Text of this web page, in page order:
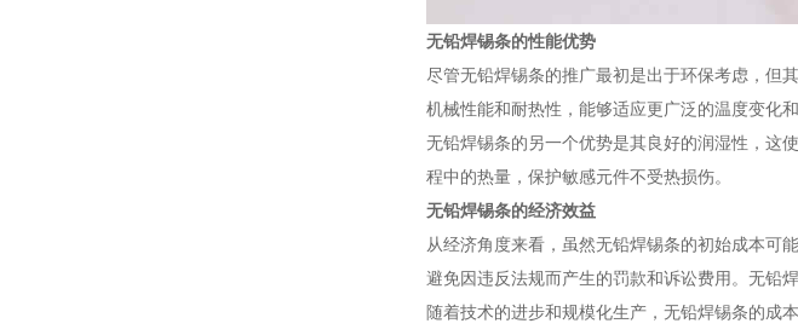
无铅焊锡条的性能优势
尽管无铅焊锡条的推广最初是出于环保考虑，但
机械性能和耐热性，能够适应更广泛的温度变化
无铅焊锡条的另一个优势是其良好的润湿性，这
程中的热量，保护敏感元件不受热损伤。
无铅焊锡条的经济效益
从经济角度来看，虽然无铅焊锡条的初始成本可
避免因违反法规而产生的罚款和诉讼费用。无铅
随着技术的进步和规模化生产，无铅焊锡条的成